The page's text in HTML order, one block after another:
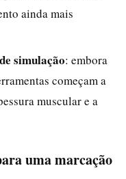
ainda mais
simulação: embora
começam a
muscular e a
uma marcação